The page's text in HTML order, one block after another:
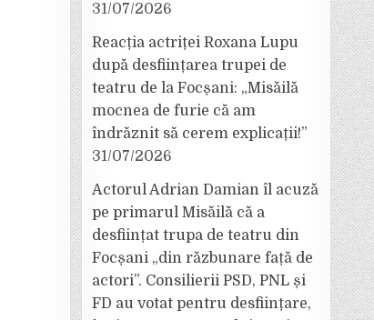
31/07/2026
Reacția actriței Roxana Lupu
după desființarea trupei de
teatru de la Focșani: „Misăilă
mocnea de furie că am
îndrăznit să cerem explicații!”
31/07/2026
Actorul Adrian Damian îl acuză
pe primarul Misăilă că a
desființat trupa de teatru din
Focșani „din răzbunare față de
actori”. Consilierii PSD, PNL și
FD au votat pentru desființare,